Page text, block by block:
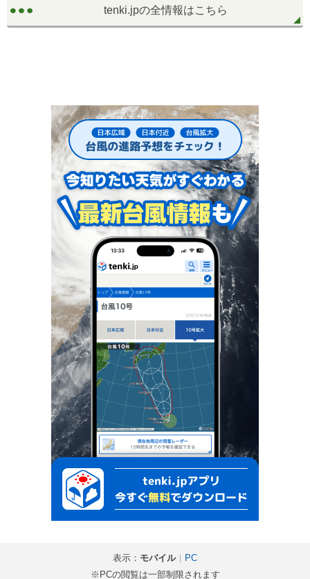
tenki.jpの全情報はこちら
表示： モバイル｜ PC
※PCの閲覧は一部制限されます